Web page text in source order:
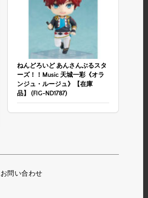
ねんどろいど あんさんぶるスタ
ーズ！！Music 天城一彩《オラ
ンジュ・ルージュ》【在庫
品】 (FIG-ND1787)
お問い合わせ